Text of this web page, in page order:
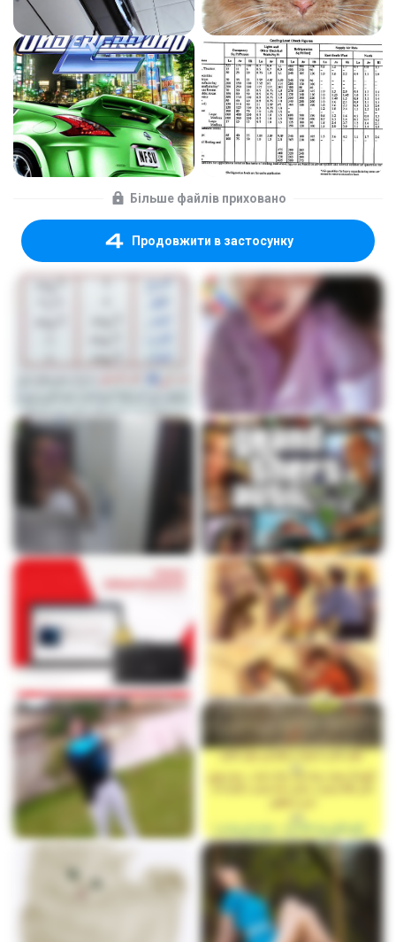
Більше файлів приховано
Продовжити в застосунку